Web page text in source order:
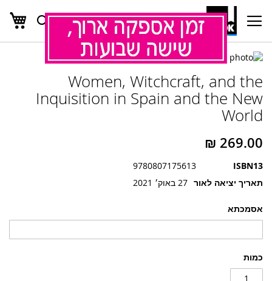
Skip
Content
חפש
אסמכתא
כמות
Women, Witchcraft, and the
Inquisition in Spain and the New
World
ISBN13
9780807175613
תאריך יציאה לאור 27 באוק׳ 2021
לדלג
של
גלריית
תמונות
להתחלה
של
גלריית
תמונות